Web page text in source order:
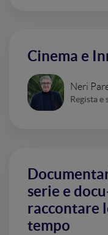
Cinema e
Neri
Regista e
serie e
raccontare
tempo